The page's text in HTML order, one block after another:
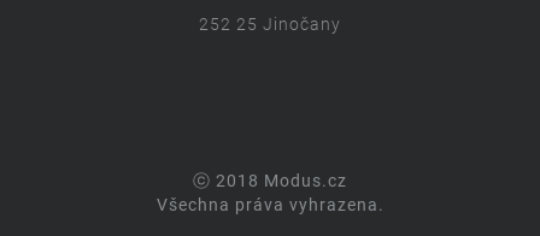
252 25 Jinočany
ⓒ 2018 Modus.cz
Všechna práva vyhrazena.